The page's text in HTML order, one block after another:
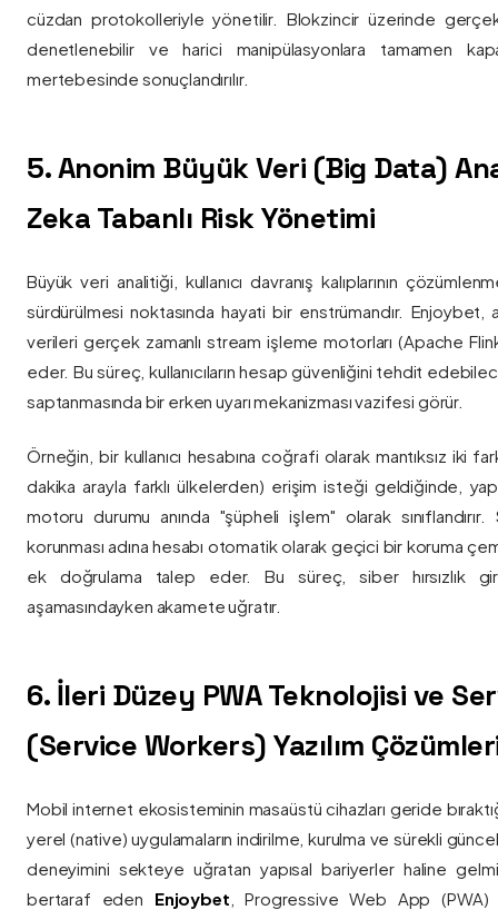
cüzdan protokolleriyle yönetilir. Blokzincir üzerinde
denetlenebilir ve harici manipülasyonlara tamamen
mertebesinde sonuçlandırılır.
5. Anonim Büyük Veri (Big Data)
Zeka Tabanlı Risk Yönetimi
Büyük veri analitiği, kullanıcı davranış kalıplarının
sürdürülmesi noktasında hayati bir enstrümandır. Enjoybet,
verileri gerçek zamanlı stream işleme motorları (Apache Flink
eder. Bu süreç, kullanıcıların hesap güvenliğini tehdit
saptanmasında bir erken uyarı mekanizması vazifesi görür.
Örneğin, bir kullanıcı hesabına coğrafi olarak mantıksız iki
dakika arayla farklı ülkelerden) erişim isteği geldiğinde,
motoru durumu anında "şüpheli işlem" olarak sınıflandırır.
korunması adına hesabı otomatik olarak geçici bir koruma
ek doğrulama talep eder. Bu süreç, siber hırsızlık
aşamasındayken akamete uğratır.
6. İleri Düzey PWA Teknolojisi ve
(Service Workers) Yazılım
Mobil internet ekosisteminin masaüstü cihazları geride
yerel (native) uygulamaların indirilme, kurulma ve sürekli
deneyimini sekteye uğratan yapısal bariyerler haline
bertaraf eden Enjoybet , Progressive Web App (PWA)